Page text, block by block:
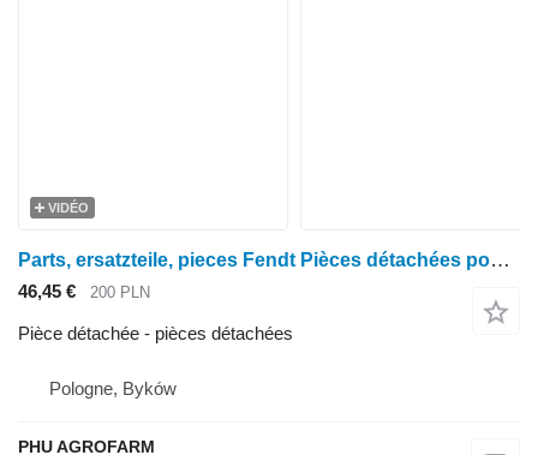
VIDÉO
Parts, ersatzteile, pieces Fendt Pièces détachées pour Ford F 255 GT 275 pour tracteur à roues Fendt F 255 GT 275
46,45 € 200 PLN
Pièce détachée - pièces détachées
Pologne, Byków
PHU AGROFARM